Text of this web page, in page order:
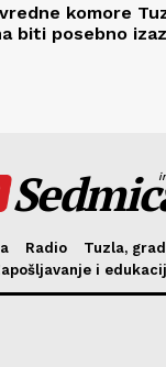
komore
biti posebno
Radio Tuzla,
i